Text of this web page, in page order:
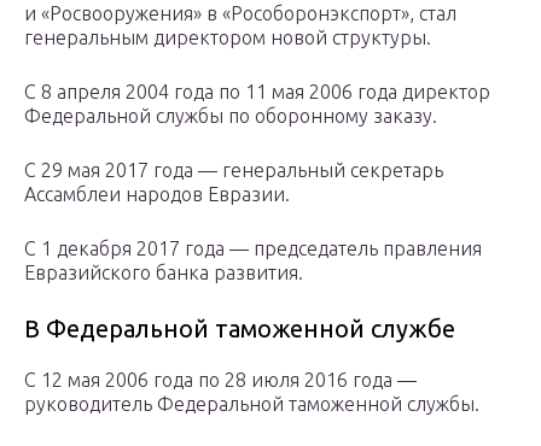
и «Росвооружения» в «Рособоронэкспорт», стал
генеральным директором новой структуры.
С 8 апреля 2004 года по 11 мая 2006 года директор
Федеральной службы по оборонному заказу.
С 29 мая 2017 года — генеральный секретарь
Ассамблеи народов Евразии.
С 1 декабря 2017 года — председатель правления
Евразийского банка развития.
В Федеральной таможенной службе
С 12 мая 2006 года по 28 июля 2016 года —
руководитель Федеральной таможенной службы.